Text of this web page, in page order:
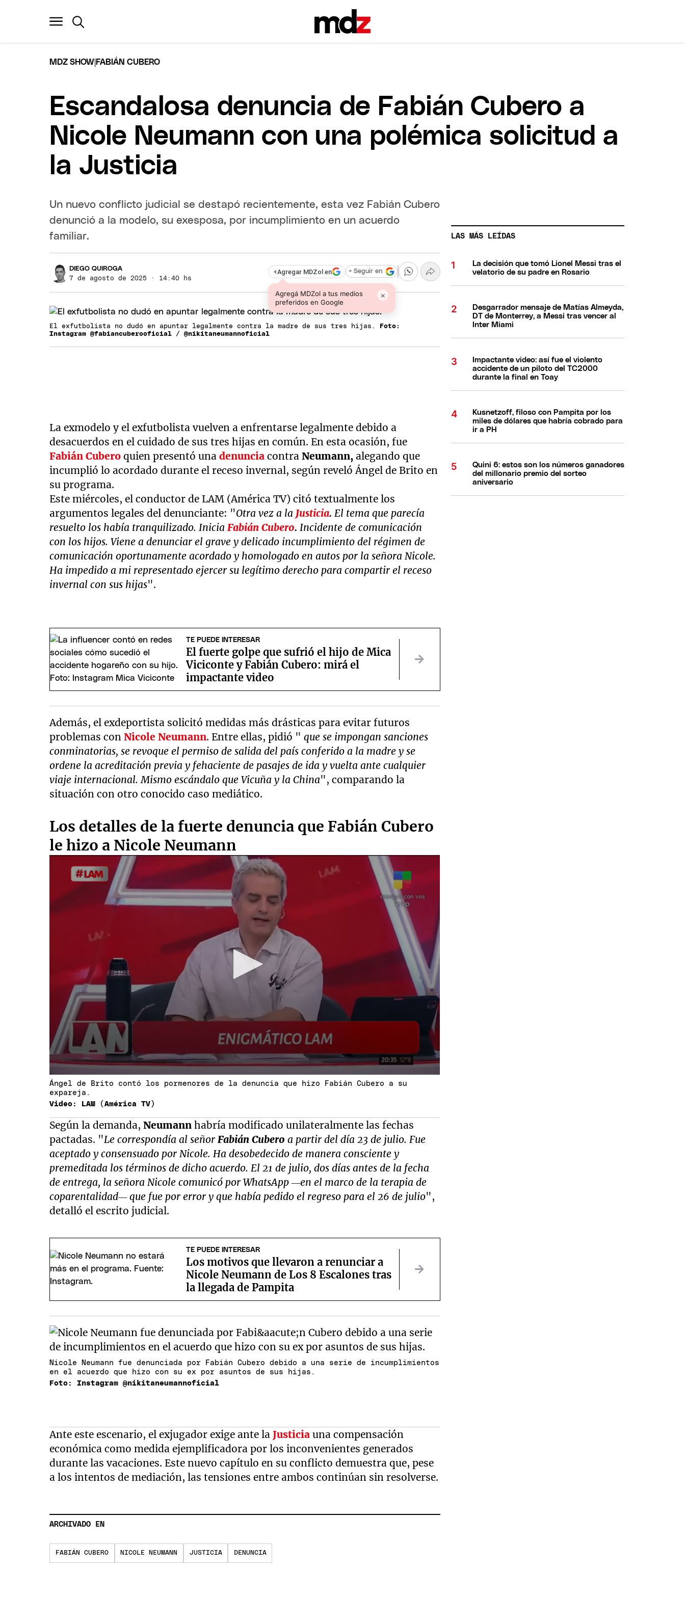
MDZ SHOW FABIÁN CUBERO
Escandalosa denuncia de Fabián Cubero a
Nicole Neumann con una polémica solicitud a
la Justicia
Un nuevo conflicto judicial se destapó recientemente, esta vez Fabián Cubero
denunció a la modelo, su exesposa, por incumplimiento en un acuerdo
familiar.
DIEGO QUIROGA
7 de agosto de 2025 · 14:40 hs
+Agregar MDZol en
Agregá MDZol a tus medios
preferidos en Google
×
+ Seguir en
El exfutbolista no dudó en apuntar legalmente contra la madre de sus tres hijas.
Foto:
Instagram @fabiancuberooficial / @nikitaneumannoficial
La exmodelo y el exfutbolista vuelven a enfrentarse legalmente debido a
desacuerdos en el cuidado de sus tres hijas en común. En esta ocasión, fue
Fabián Cubero quien presentó unadenuncia contraNeumann, alegando que
incumplió lo acordado durante el receso invernal, según reveló Ángel de Brito en
su programa.
Este miércoles, el conductor de LAM (América TV) citó textualmente los
argumentos legales del denunciante: "Otra vez a la Justicia. El tema que parecía
resuelto los había tranquilizado. IniciaFabián Cubero. Incidente de comunicación
con los hijos. Viene a denunciar el grave y delicado incumplimiento del régimen de
comunicación oportunamente acordado y homologado en autos por la señora Nicole.
Ha impedido a mi representado ejercer su legítimo derecho para compartir el receso
invernal con sus hijas".
TE PUEDE INTERESAR
El fuerte golpe que sufrió el hijo de Mica
Viciconte y Fabián Cubero: mirá el
impactante video
Además, el exdeportista solicitó medidas más drásticas para evitar futuros
problemas conNicole Neumann. Entre ellas, pidió " que se impongan sanciones
conminatorias, se revoque el permiso de salida del país conferido a la madre y se
ordene la acreditación previa y fehaciente de pasajes de ida y vuelta ante cualquier
viaje internacional. Mismo escándalo que Vicuña y la China", comparando la
situación con otro conocido caso mediático.
Los detalles de la fuerte denuncia que Fabián Cubero
le hizo a Nicole Neumann
Ángel de Brito contó los pormenores de la denuncia que hizo Fabián Cubero a su
expareja.
Video: LAM (América TV)
Según la demanda,Neumann habría modificado unilateralmente las fechas
pactadas. "Le correspondía al señorFabián Cubero a partir del día 23 de julio. Fue
aceptado y consensuado por Nicole. Ha desobedecido de manera consciente y
premeditada los términos de dicho acuerdo. El 21 de julio, dos días antes de la fecha
de entrega, la señora Nicole comunicó por WhatsApp —en el marco de la terapia de
coparentalidad— que fue por error y que había pedido el regreso para el 26 de julio",
detalló el escrito judicial.
TE PUEDE INTERESAR
Los motivos que llevaron a renunciar a
Nicole Neumann de Los 8 Escalones tras
la llegada de Pampita
Nicole Neumann fue denunciada por Fabián Cubero debido a una serie de incumplimientos
en el acuerdo que hizo con su ex por asuntos de sus hijas.
Foto: Instagram @nikitaneumannoficial
Ante este escenario, el exjugador exige ante laJusticia una compensación
económica como medida ejemplificadora por los inconvenientes generados
durante las vacaciones. Este nuevo capítulo en su conflicto demuestra que, pese
a los intentos de mediación, las tensiones entre ambos continúan sin resolverse.
ARCHIVADO EN
FABIÁN CUBERO NICOLE NEUMANN JUSTICIA DENUNCIA
LAS MÁS LEÍDAS
La decisión que tomó Lionel Messi tras el
velatorio de su padre en Rosario
Desgarrador mensaje de Matías Almeyda,
DT de Monterrey, a Messi tras vencer al
Inter Miami
Impactante video: así fue el violento
accidente de un piloto del TC2000
durante la final en Toay
Kusnetzoff, filoso con Pampita por los
miles de dólares que habría cobrado para
ir a PH
Quini 6: estos son los números ganadores
del millonario premio del sorteo
aniversario